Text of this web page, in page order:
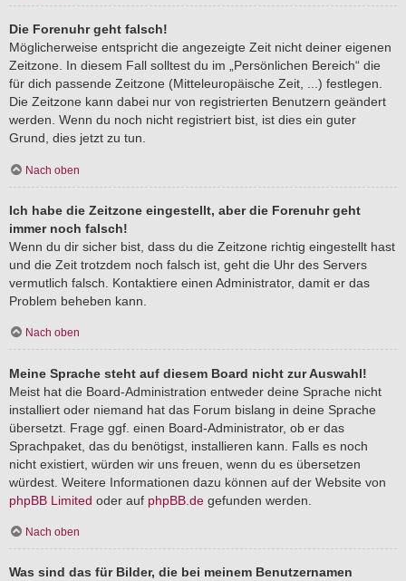
Die Forenuhr geht falsch!
Möglicherweise entspricht die angezeigte Zeit nicht deiner eigenen
Zeitzone. In diesem Fall solltest du im „Persönlichen Bereich“ die
für dich passende Zeitzone (Mitteleuropäische Zeit, ...) festlegen.
Die Zeitzone kann dabei nur von registrierten Benutzern geändert
werden. Wenn du noch nicht registriert bist, ist dies ein guter
Grund, dies jetzt zu tun.
Nach oben
Ich habe die Zeitzone eingestellt, aber die Forenuhr geht
immer noch falsch!
Wenn du dir sicher bist, dass du die Zeitzone richtig eingestellt hast
und die Zeit trotzdem noch falsch ist, geht die Uhr des Servers
vermutlich falsch. Kontaktiere einen Administrator, damit er das
Problem beheben kann.
Nach oben
Meine Sprache steht auf diesem Board nicht zur Auswahl!
Meist hat die Board-Administration entweder deine Sprache nicht
installiert oder niemand hat das Forum bislang in deine Sprache
übersetzt. Frage ggf. einen Board-Administrator, ob er das
Sprachpaket, das du benötigst, installieren kann. Falls es noch
nicht existiert, würden wir uns freuen, wenn du es übersetzen
würdest. Weitere Informationen dazu können auf der Website von
phpBB Limited oder auf phpBB.de gefunden werden.
Nach oben
Was sind das für Bilder, die bei meinem Benutzernamen